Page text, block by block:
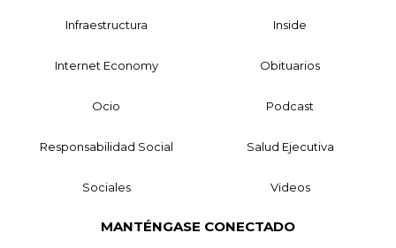
Infraestructura Inside
Internet Economy Obituarios
Ocio Podcast
Responsabilidad Social Salud Ejecutiva
Sociales Videos
MANTÉNGASE CONECTADO